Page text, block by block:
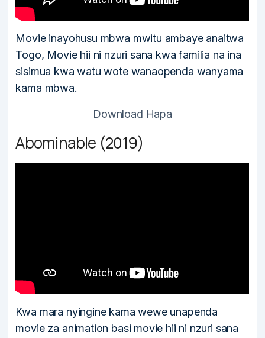
Movie inayohusu mbwa mwitu ambaye anaitwa
Togo, Movie hii ni nzuri sana kwa familia na ina
sisimua kwa watu wote wanaopenda wanyama
kama mbwa.
Download Hapa
Abominable (2019)
Kwa mara nyingine kama wewe unapenda
movie za animation basi movie hii ni nzuri sana